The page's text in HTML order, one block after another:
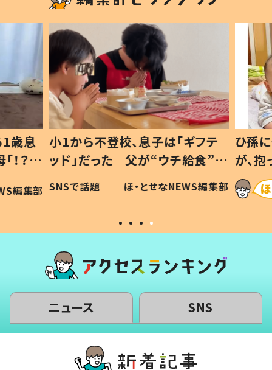
歳息
？」
編集部
小1から不登校、息子は「ギフテ
ッド」だった 父が“ウチ給食”を
作り続ける理由とは #令和の親
#令和の子
SNSで話題 ほ・とせなNEWS編集部
ひ孫
が、
「涙
い」
ニュース SNS